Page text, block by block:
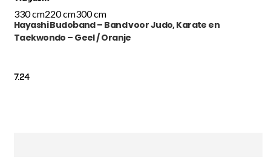
330 cm220 cm300 cm
Hayashi Budoband – Band voor Judo, Karate en
Taekwondo – Geel / Oranje
7.24